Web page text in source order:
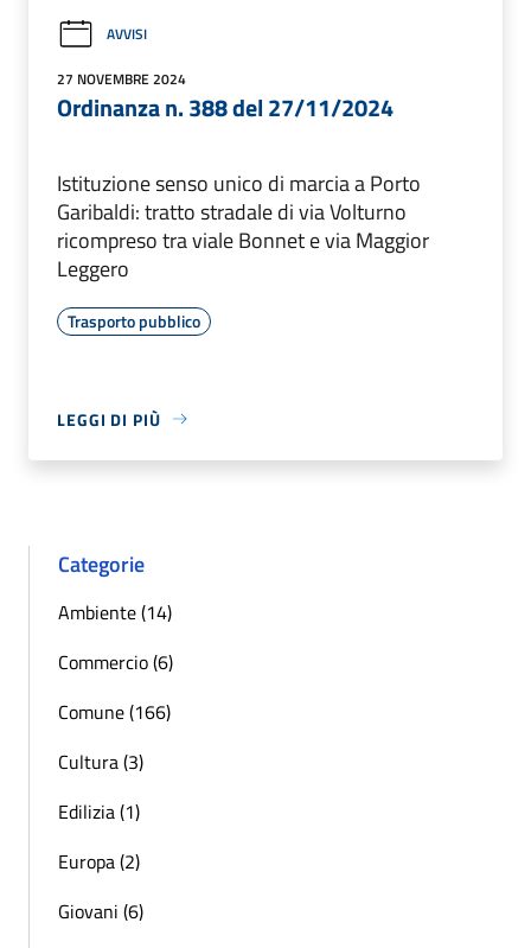
AVVISI
27 NOVEMBRE 2024
Ordinanza n. 388 del 27/11/2024
Istituzione senso unico di marcia a Porto
Garibaldi: tratto stradale di via Volturno
ricompreso tra viale Bonnet e via Maggior
Leggero
Trasporto pubblico
LEGGI DI PIÙ
Categorie
Ambiente (14)
Commercio (6)
Comune (166)
Cultura (3)
Edilizia (1)
Europa (2)
Giovani (6)